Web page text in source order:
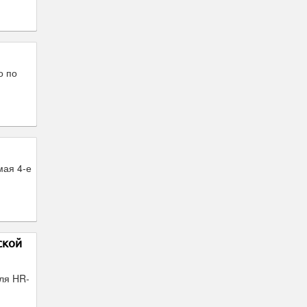
по
4-е
HR-